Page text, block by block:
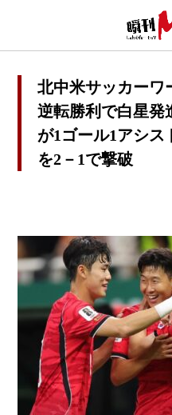
北中米サッカー
逆転勝利で白星発
が1ゴール1アシス
を2－1で撃破